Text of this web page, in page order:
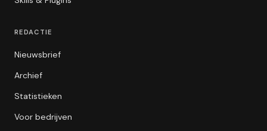
REDACTIE
Nieuwsbrief
Archief
Statistieken
Voor bedrijven